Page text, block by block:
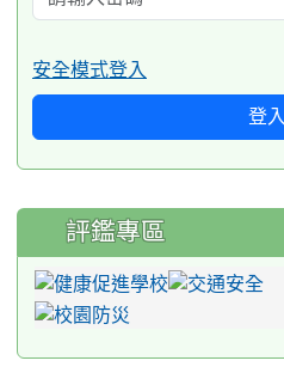
安全模式登入
登入
評鑑專區